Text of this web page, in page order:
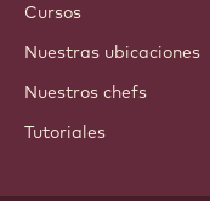
Cursos
Nuestras ubicaciones
Nuestros chefs
Tutoriales